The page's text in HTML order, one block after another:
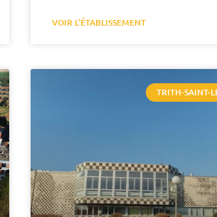
VOIR L'ÉTABLISSEMENT
TRITH-SAINT-